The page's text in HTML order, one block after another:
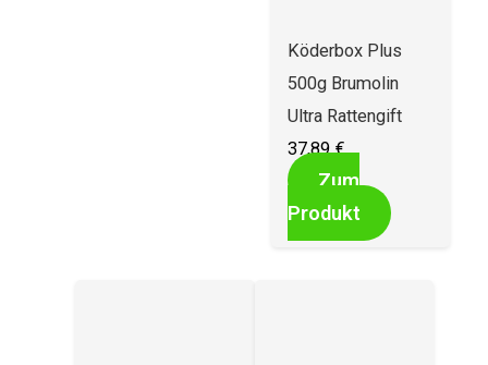
Köderbox Plus
500g Brumolin
Ultra Rattengift
37,89€
Zum
Produkt